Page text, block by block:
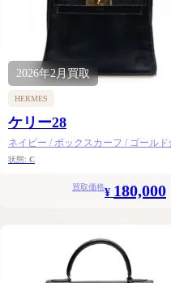
2026年2月買取
HERMES
ケリー28
ネイビー / ボックスカーフ / ゴールド
状態: C
買取価格¥ 180,000